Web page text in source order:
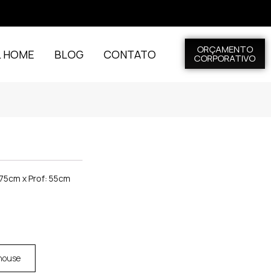
HOME BLOG CONTATO ORÇAMENTO
CORPORATIVO
x Prof: 55cm